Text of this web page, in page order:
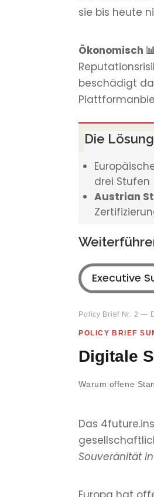
sie bis heute
Ökonomisch
beschädigt
Die
drei Stufen
Austrian
Executive
Policy Brief Nr. 2 —
POLICY BRIEF
Digitale
Warum offene
Das
Souveränität